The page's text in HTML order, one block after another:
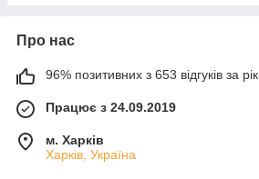
Про нас
96% позитивних з 653 відгуків за рік
Працює з 24.09.2019
м. Харків
Харків, Україна